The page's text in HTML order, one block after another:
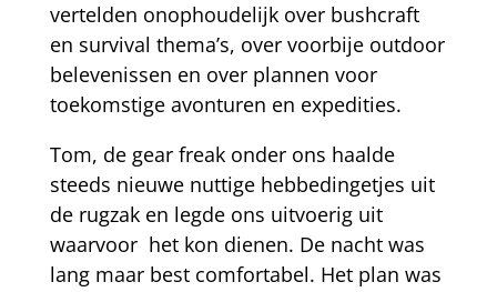
vertelden onophoudelijk over bushcraft
en survival thema’s, over voorbije outdoor
belevenissen en over plannen voor
toekomstige avonturen en expedities.
Tom, de gear freak onder ons haalde
steeds nieuwe nuttige hebbedingetjes uit
de rugzak en legde ons uitvoerig uit
waarvoor het kon dienen. De nacht was
lang maar best comfortabel. Het plan was